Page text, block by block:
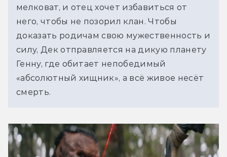
мелковат, и отец хочет избавиться от
него, чтобы не позорил клан. Чтобы
доказать родичам свою мужественность и
силу, Дек отправляется на дикую планету
Генну, где обитает непобедимый
«абсолютный хищник», а всё живое несёт
смерть.